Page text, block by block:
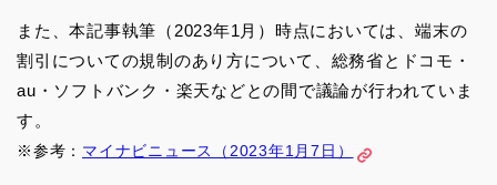
また、本記事執筆（2023年1月）時点においては、端末の
割引についての規制のあり方について、総務省とドコモ・
au・ソフトバンク・楽天などとの間で議論が行われていま
す。
※参考： マイナビニュース（2023年1月7日）